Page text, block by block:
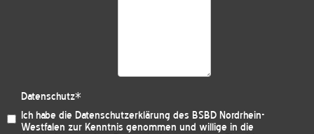
Datenschutz*
Ich habe die Datenschutzerklärung des BSBD Nordrhein-
Westfalen zur Kenntnis genommen und willige in die